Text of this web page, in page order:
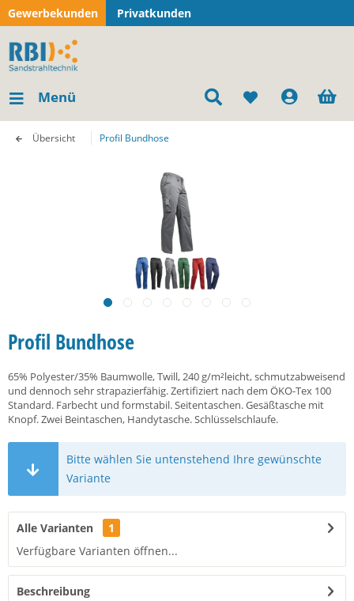
Gewerbekunden Privatkunden
Menü
Übersicht Profil Bundhose
Profil Bundhose
65% Polyester/35% Baumwolle, Twill, 240 g/m²leicht, schmutzabweisend
und dennoch sehr strapazierfähig. Zertifiziert nach dem ÖKO-Tex 100
Standard. Farbecht und formstabil. Seitentaschen. Gesäßtasche mit
Knopf. Zwei Beintaschen, Handytasche. Schlüsselschlaufe.
Bitte wählen Sie untenstehend Ihre gewünschte
Variante
Alle Varianten
1
Verfügbare Varianten öffnen...
Beschreibung